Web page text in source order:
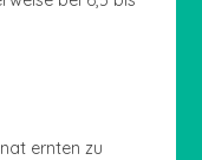
ernten zu